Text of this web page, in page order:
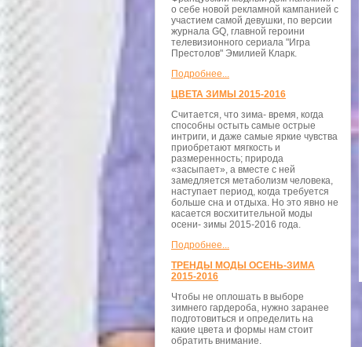
о себе новой рекламной кампанией с
участием самой девушки, по версии
журнала GQ, главной героини
телевизионного сериала "Игра
Престолов" Эмилией Кларк.
Подробнее...
ЦВЕТА ЗИМЫ 2015-2016
Считается, что зима- время, когда
способны остыть самые острые
интриги, и даже самые яркие чувства
приобретают мягкость и
размеренность; природа
«засыпает», а вместе с ней
замедляется метаболизм человека,
наступает период, когда требуется
больше сна и отдыха. Но это явно не
касается восхитительной моды
осени- зимы 2015-2016 года.
Подробнее...
ТРЕНДЫ МОДЫ ОСЕНЬ-ЗИМА
2015-2016
Чтобы не оплошать в выборе
зимнего гардероба, нужно заранее
подготовиться и определить на
какие цвета и формы нам стоит
обратить внимание.